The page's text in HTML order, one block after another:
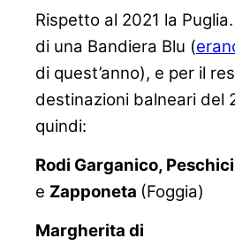
Rispetto al 2021 la
di una Bandiera Blu (
di quest’anno), e per il
destinazioni balneari del
quindi:
Rodi Garganico, Peschici
e Zapponeta (Foggia)
Margherita di